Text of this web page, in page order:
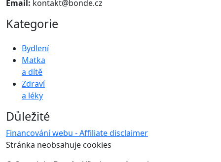
Email: kontakt@bonde.cz
Kategorie
Bydlení
Matka
a dítě
Zdraví
a léky
Důležité
Financování webu - Affiliate disclaimer
Stránka neobsahuje cookies